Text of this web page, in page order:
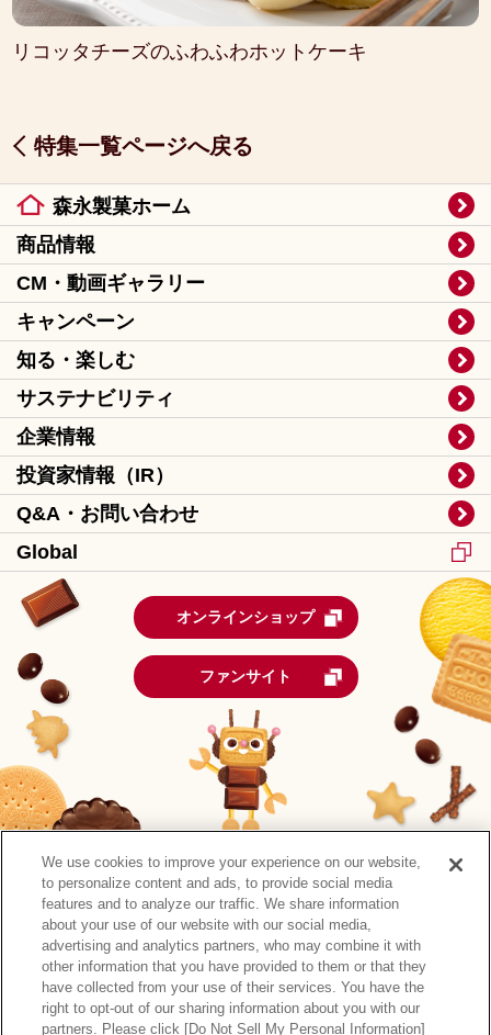
リコッタチーズのふわふわホットケーキ
特集一覧ページへ戻る
森永製菓ホーム
商品情報
CM・動画ギャラリー
キャンペーン
知る・楽しむ
サステナビリティ
企業情報
投資家情報（IR）
Q&A・お問い合わせ
Global
オンラインショップ
ファンサイト
森永製菓公式アカウント一覧
サイトマップ RSSの配信について プライバシーポリシー
We use cookies to improve your experience on our website,
to personalize content and ads, to provide social media
features and to analyze our traffic. We share information
about your use of our website with our social media,
advertising and analytics partners, who may combine it with
other information that you have provided to them or that they
have collected from your use of their services. You have the
right to opt-out of our sharing information about you with our
partners. Please click [Do Not Sell My Personal Information]